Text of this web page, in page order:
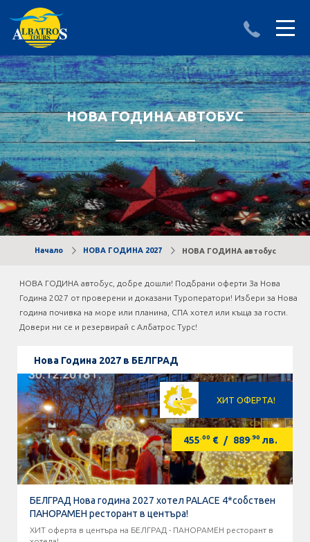
ДЕСТИНАЦИИ
АЛБАНИЯ
БЪЛГАРИЯ
ГЪРЦИЯ
ТУРЦИЯ
Круизи
LAST MINUTE оферти
Оферти За Нова Година
Автобусни Екскурзии
Албатрос Турс
Документи
Лични данни
Общи условия
ИЗПРАТИ ЗАПИТВАНЕ
НОВА ГОДИНА АВТОБУС
Начало НОВА ГОДИНА 2027 НОВА ГОДИНА автобус
НОВА ГОДИНА автобус, добре дошли! Подбрани оферти За Нова
Година 2027 от проверени и доказани Туроператори! Избери за Нова
година почивка на море или планина, СПА хотел или къща за гости.
Довери ни се и резервирай с Албатрос Турс!
Нова Година 2027 в БЕЛГРАД
ХИТ ОФЕРТА!
455.00 € / 889.90 лв.
БЕЛГРАД Нова година 2027 хотел PALACE 4*собствен
ПАНОРАМЕН ресторант в центъра!
ХИТ оферта в центъра на БЕЛГРАД - ПАНОРАМЕН ресторант в